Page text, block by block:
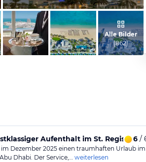
vom Hotelier, Mai 2019
Alle Bilder
(862)
Aufenthalt im St. Regis Abu
6/
Dezember 2025 einen traumhaften Urlaub im
Dhabi. Der Service,… weiterlesen